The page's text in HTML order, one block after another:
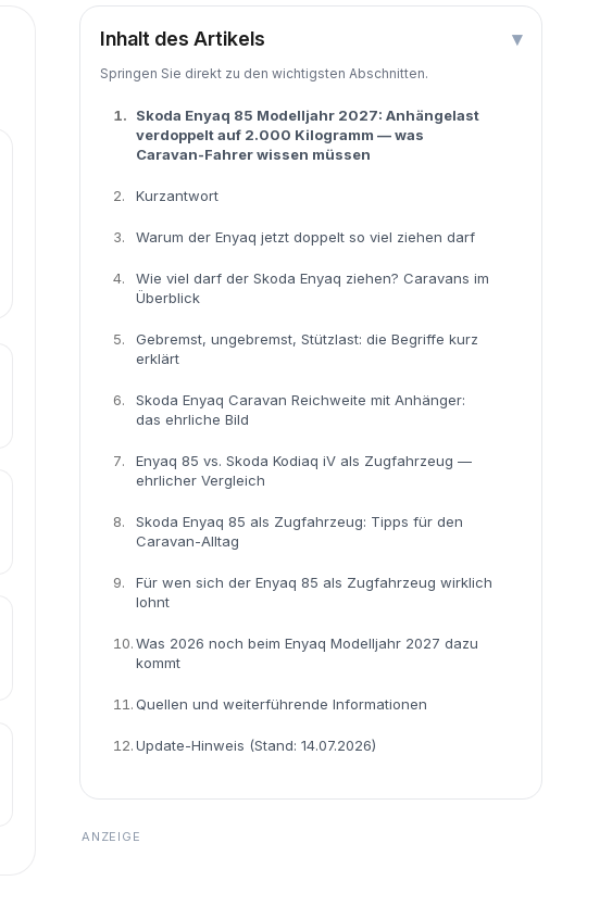
Inhalt des Artikels ▾
Springen Sie direkt zu den wichtigsten Abschnitten.
1.
Skoda Enyaq 85 Modelljahr 2027: Anhängelast
verdoppelt auf 2.000 Kilogramm — was
Caravan-Fahrer wissen müssen
2. Kurzantwort
3. Warum der Enyaq jetzt doppelt so viel ziehen darf
4.
Wie viel darf der Skoda Enyaq ziehen? Caravans im
Überblick
5.
Gebremst, ungebremst, Stützlast: die Begriffe kurz
erklärt
6.
Skoda Enyaq Caravan Reichweite mit Anhänger:
das ehrliche Bild
7.
Enyaq 85 vs. Skoda Kodiaq iV als Zugfahrzeug —
ehrlicher Vergleich
8.
Skoda Enyaq 85 als Zugfahrzeug: Tipps für den
Caravan-Alltag
9.
Für wen sich der Enyaq 85 als Zugfahrzeug wirklich
lohnt
10.Was 2026 noch beim Enyaq Modelljahr 2027 dazu
kommt
11.Quellen und weiterführende Informationen
12.Update-Hinweis (Stand: 14.07.2026)